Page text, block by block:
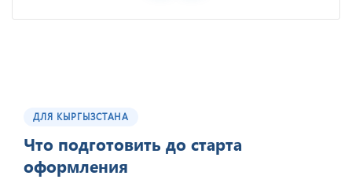
ДЛЯ КЫРГЫЗСТАНА
Что подготовить до старта
оформления